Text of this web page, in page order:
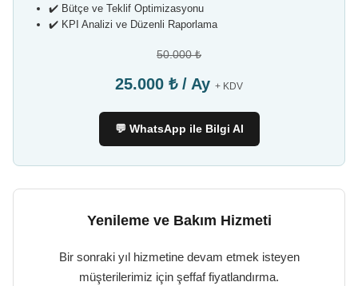
✔️ Bütçe ve Teklif Optimizasyonu
✔️ KPI Analizi ve Düzenli Raporlama
50.000 ₺
25.000 ₺ / Ay + KDV
💬 WhatsApp ile Bilgi Al
Yenileme ve Bakım Hizmeti
Bir sonraki yıl hizmetine devam etmek isteyen
müşterilerimiz için şeffaf fiyatlandırma.